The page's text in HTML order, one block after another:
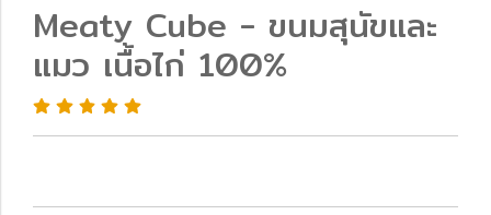
Meaty Cube - ขนมสุนัขและ
แมว เนื้อไก่ 100%